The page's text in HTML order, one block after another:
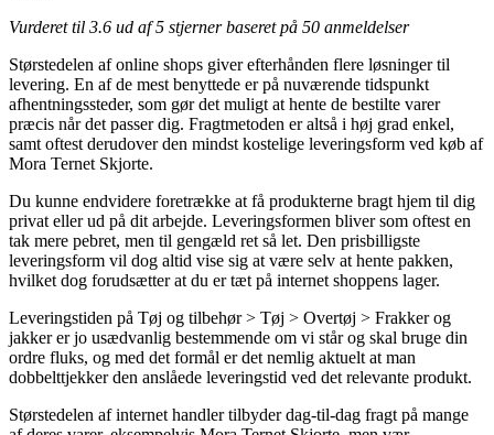
Vurderet til 3.6 ud af 5 stjerner baseret på 50 anmeldelser
Størstedelen af online shops giver efterhånden flere løsninger til
levering. En af de mest benyttede er på nuværende tidspunkt
afhentningssteder, som gør det muligt at hente de bestilte varer
præcis når det passer dig. Fragtmetoden er altså i høj grad enkel,
samt oftest derudover den mindst kostelige leveringsform ved køb af
Mora Ternet Skjorte.
Du kunne endvidere foretrække at få produkterne bragt hjem til dig
privat eller ud på dit arbejde. Leveringsformen bliver som oftest en
tak mere pebret, men til gengæld ret så let. Den prisbilligste
leveringsform vil dog altid vise sig at være selv at hente pakken,
hvilket dog forudsætter at du er tæt på internet shoppens lager.
Leveringstiden på Tøj og tilbehør > Tøj > Overtøj > Frakker og
jakker er jo usædvanlig bestemmende om vi står og skal bruge din
ordre fluks, og med det formål er det nemlig aktuelt at man
dobbelttjekker den anslåede leveringstid ved det relevante produkt.
Størstedelen af internet handler tilbyder dag-til-dag fragt på mange